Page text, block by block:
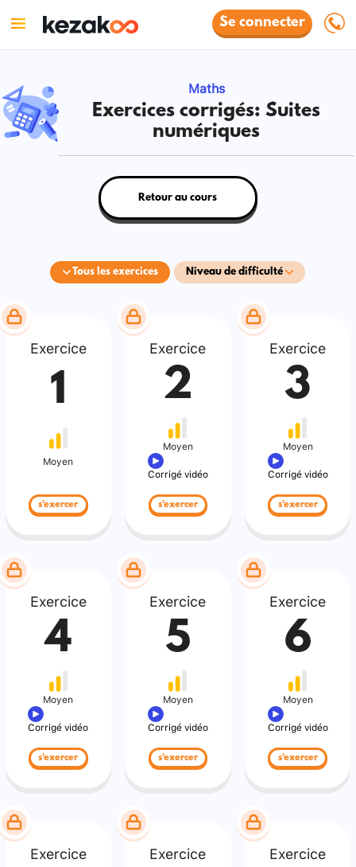
Se connecter
Maths
Exercices corrigés: Suites
numériques
Tous les exercices Niveau de difficulté
Retour au cours
Exercice
1
Moyen
s'exercer
Exercice
2
Moyen
Corrigé vidéo
s'exercer
Exercice
3
Moyen
Corrigé vidéo
s'exercer
Exercice
4
Moyen
Corrigé vidéo
s'exercer
Exercice
5
Moyen
Corrigé vidéo
s'exercer
Exercice
6
Moyen
Corrigé vidéo
s'exercer
Exercice Exercice Exercice